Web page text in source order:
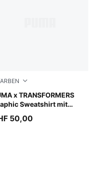
x TRANSFORMERS
Sweatshirt mit
Blue
50,00